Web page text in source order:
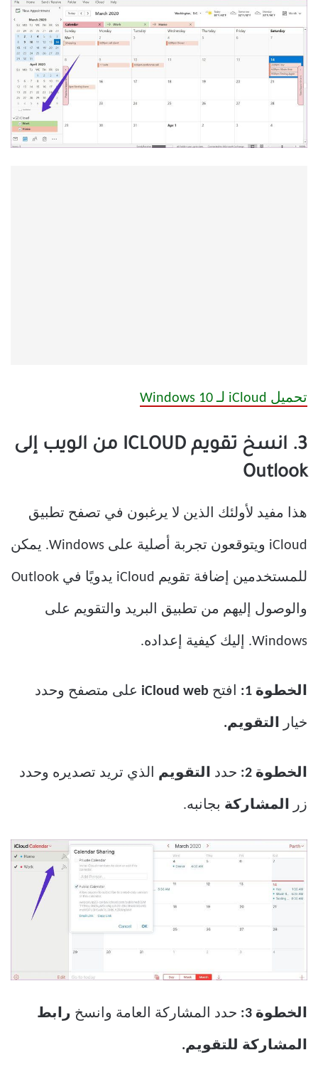
تحميل iCloud لـ Windows 10
3. انسخ تقويم ICLOUD من الويب إلى
Outlook
هذا مفيد لأولئك الذين لا يرغبون في تصفح تطبيق
iCloud ويتوقعون تجربة أصلية على Windows. يمكن
للمستخدمين إضافة تقويم iCloud يدويًا في Outlook
والوصول إليهم من تطبيق البريد والتقويم على
Windows. إليك كيفية إعداده.
الخطوة 1: افتح iCloud web على متصفح وحدد
خيار التقويم.
الخطوة 2: حدد التقويم الذي تريد تصديره وحدد
زر المشاركة بجانبه.
الخطوة 3: حدد المشاركة العامة وانسخ رابط
المشاركة للتقويم.